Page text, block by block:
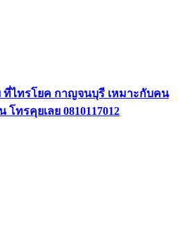
ที่ไทรโยค กาญจนบุรี เหมาะกับคน
ทรคุยเลย 0810117012